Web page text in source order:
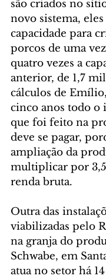
são criados no
novo sistema,
capacidade para
porcos de uma
quatro vezes a
anterior, de 1,7
cálculos de
cinco anos todo o
que foi feito na
deve se pagar,
ampliação da
multiplicar por 3,5
renda bruta.
Outra das
viabilizadas pelo
na granja do
Schwabe, em
atua no setor há